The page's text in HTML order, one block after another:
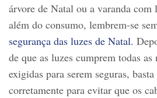
árvore de Natal ou a varanda com
além do consumo, lembrem-se
segurança das luzes de Natal.
de que as luzes cumprem todas
exigidas para serem seguras,
corretamente para evitar que os